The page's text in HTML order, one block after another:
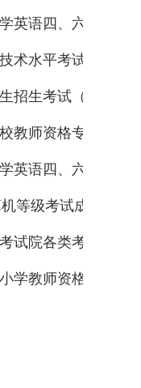
英语四、六级考试
术水平考试成绩即
招生考试（初试）
教师资格专业课程
英语四、六级考试
等级考试成绩开通
试院各类考试信息
学教师资格考试（